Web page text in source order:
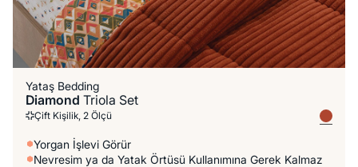
Yataş Bedding
Diamond Triola Set
Çift Kişilik, 2 Ölçü
Yorgan İşlevi Görür
Nevresim ya da Yatak Örtüsü Kullanımına Gerek Kalmaz